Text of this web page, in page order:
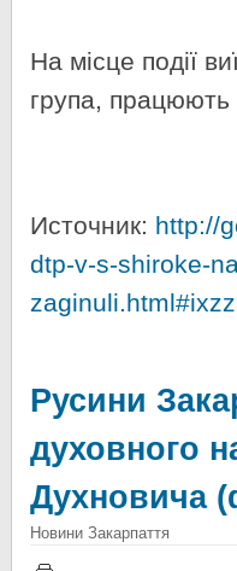
На місце події
група, працюють
Источник: http://
dtp-v-s-shiroke-
Русини
духовного
Духновича
Новини Закарпаття